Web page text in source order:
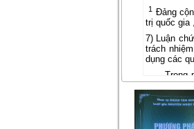
1 Đảng
trị quốc gia
7) Luận
trách
dụng các
Trong
02 phụ lục: